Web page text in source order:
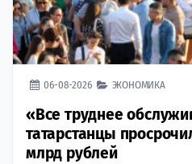
06-08-2026 ЭКОНОМИКА
«Все труднее
татарстанцы
млрд рублей